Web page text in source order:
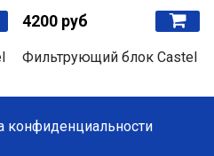
4200 руб
Фильтрующий блок Castel
конфиденциальности